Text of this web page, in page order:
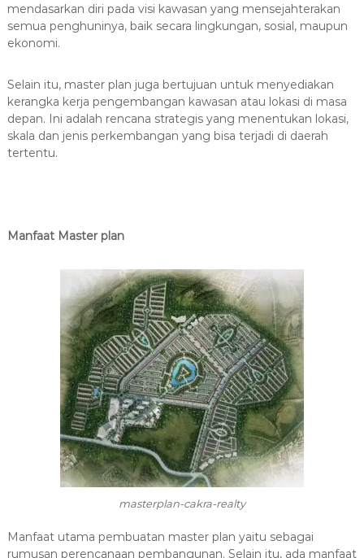
mendasarkan diri pada visi kawasan yang mensejahterakan
semua penghuninya, baik secara lingkungan, sosial, maupun
ekonomi.
Selain itu, master plan juga bertujuan untuk menyediakan
kerangka kerja pengembangan kawasan atau lokasi di masa
depan. Ini adalah rencana strategis yang menentukan lokasi,
skala dan jenis perkembangan yang bisa terjadi di daerah
tertentu.
Manfaat Master plan
masterplan-cakra-realty
Manfaat utama pembuatan master plan yaitu sebagai
rumusan perencanaan pembangunan. Selain itu, ada manfaat